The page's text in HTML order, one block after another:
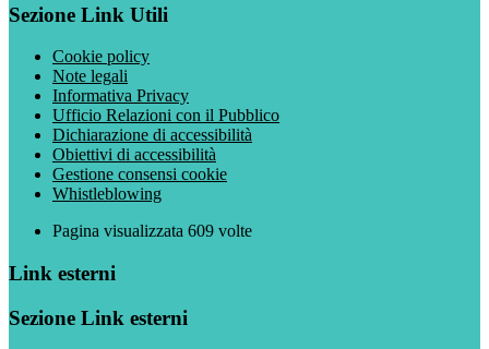
Sezione Link Utili
Cookie policy
Note legali
Informativa Privacy
Ufficio Relazioni con il Pubblico
Dichiarazione di accessibilità
Obiettivi di accessibilità
Gestione consensi cookie
Whistleblowing
Pagina visualizzata 609 volte
Link esterni
Sezione Link esterni